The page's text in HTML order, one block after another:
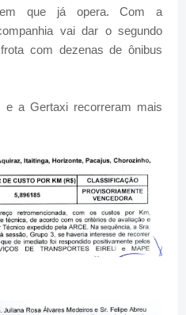
em que já opera. Com a
vai dar o segundo
com dezenas de ônibus
e a Gertaxi recorreram mais